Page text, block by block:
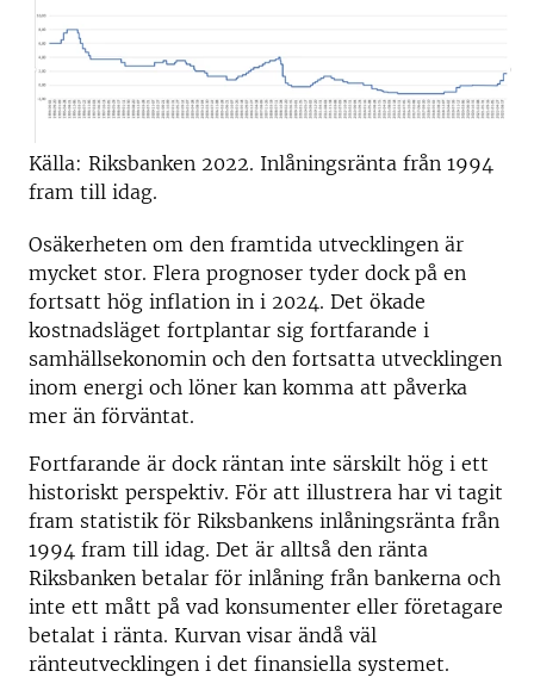
Källa: Riksbanken 2022. Inlåningsränta från 1994
fram till idag.
Osäkerheten om den framtida utvecklingen är
mycket stor. Flera prognoser tyder dock på en
fortsatt hög inflation in i 2024. Det ökade
kostnadsläget fortplantar sig fortfarande i
samhällsekonomin och den fortsatta utvecklingen
inom energi och löner kan komma att påverka
mer än förväntat.
Fortfarande är dock räntan inte särskilt hög i ett
historiskt perspektiv. För att illustrera har vi tagit
fram statistik för Riksbankens inlåningsränta från
1994 fram till idag. Det är alltså den ränta
Riksbanken betalar för inlåning från bankerna och
inte ett mått på vad konsumenter eller företagare
betalat i ränta. Kurvan visar ändå väl
ränteutvecklingen i det finansiella systemet.